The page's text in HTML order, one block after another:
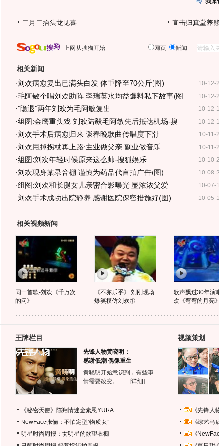
我来
二月二抬头龙见喜 直击归真堂养
上网从搜狗开始 网页 新闻
相关新闻
10-12-
·刘欢病愈复出已满头白发 体重降至70公斤(图)
10-12-
·毛阿敏个唱刘欢助阵 李瑞英水均益爆料私下故事(图
10-12-
·"隐退"两年刘欢为毛阿敏复出
10-12-
·组图:金鹰重头戏 刘欢陆毅毛阿敏先后抵达机场-搜
10-11-
·刘欢手术后病愈归来 谈春晚歌曲传唱度下滑
10-11-
·刘欢甩掉拐杖再上路:主业做父亲 副业做音乐
10-10-
·组图:刘欢年轻时候原来这么帅-搜狐娱乐
10-08-
·刘欢现身某录音棚 谨慎为药品代言拍广告(图)
10-07-
·组图:刘欢和长腿女儿亲密合影曝光 显浓浓父爱
10-05-
·刘欢手术成功出院静养 感谢医院保密措施好(图)
相关视频新闻
同一首歌-刘欢《千万次
的问》
《不亦乐乎》 刘刚现场
爆笑模仿刘欢①
歌声飘过30年演
欢《弯弯的月亮
王牌栏目
先锋人物黄晓明：
感谢低潮 偶像重生
黄晓明开始意识到，有些事
情需要改变。…… [详细]
《秘密天使》陈翔情迷金素恩YURA
NewFace张俪：不怕定型“物质女”
明星时尚周报：女明星的欲望衣橱
视频策划
《先锋
《综艺
《